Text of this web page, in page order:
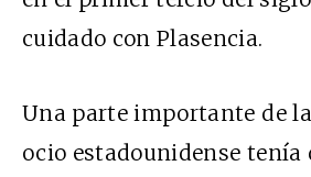
cuidado con Plasencia.
Una parte importante de
ocio estadounidense tenía